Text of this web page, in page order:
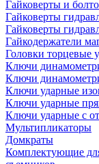
Гайковерты и
Гайковерты
Гайковерты
Гайкодержатели
Головки торцевые
Ключи
Ключи
Ключи ударные
Ключи ударные
Ключи ударные с
Мультипликаторы
Домкраты
Комплектующие